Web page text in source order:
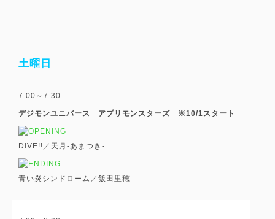
土曜日
7:00～7:30
デジモンユニバース アプリモンスターズ ※10/1スタート
DiVE!!／天月-あまつき-
青い炎シンドローム／飯田里穂